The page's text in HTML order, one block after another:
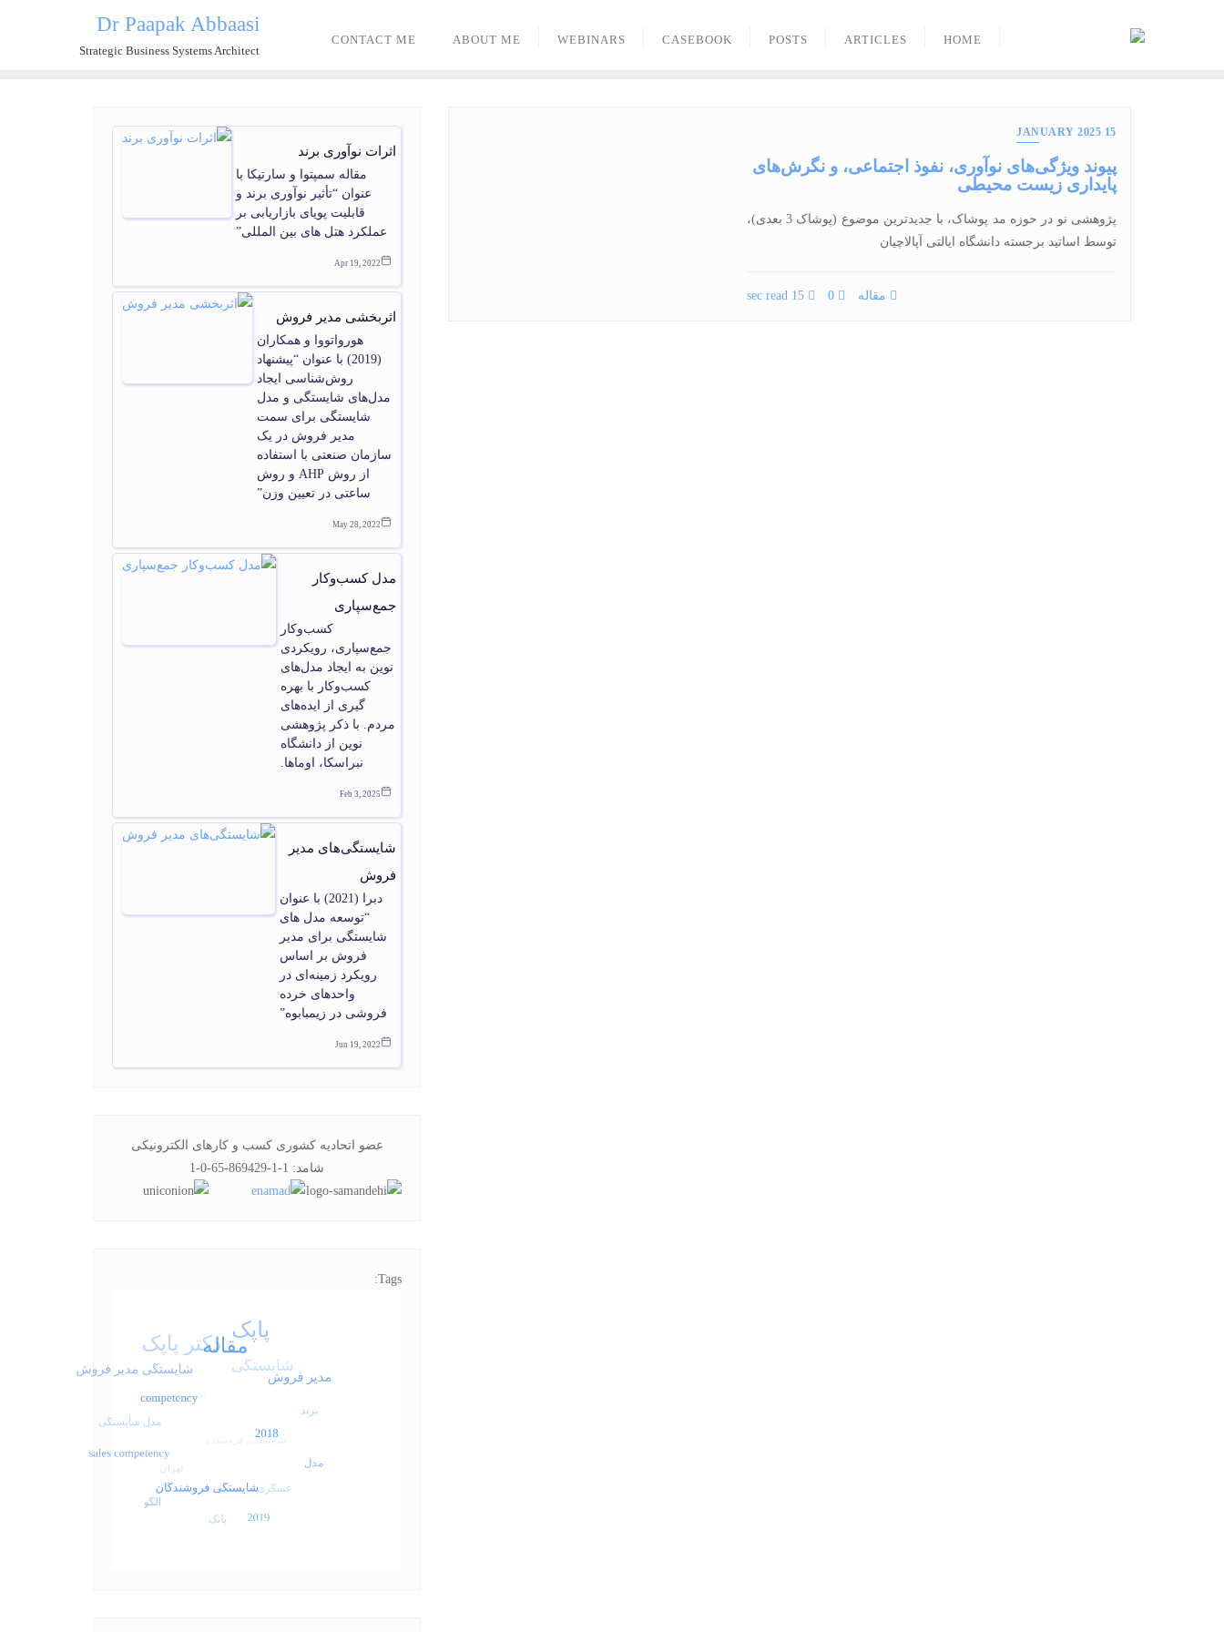
Dr Paapak Abbaasi
Strategic Business Systems Architect
HOME
ARTICLES
POSTS
CASEBOOK
WEBINARS
ABOUT ME
CONTACT ME
15 JANUARY 2025
پیوند ویژگی‌های نوآوری، نفوذ اجتماعی، و نگرش‌های
پایداری زیست محیطی
پژوهشی نو در حوزه مد پوشاک، با جدیدترین موضوع (پوشاک 3 بعدی)،
توسط اساتید برجسته دانشگاه ایالتی آپالاچیان
مقاله 0
15 sec read
اثرات نوآوری برند
مقاله سمپتوا و سارتیکا با
عنوان “تأثیر نوآوری برند و
قابلیت پویای بازاریابی بر
عملکرد هتل های بین المللی”
Apr 19, 2022
اثربخشی مدیر فروش
هورواتووا و همکاران
(2019) با عنوان “پیشنهاد
روش‌شناسی ایجاد
مدل‌های شایستگی و مدل
شایستگی برای سمت
مدیر فروش در یک
سازمان صنعتی با استفاده
از روش AHP و روش
ساعتی در تعیین وزن”
May 28, 2022
مدل کسب‌وکار
جمع‌سپاری
کسب‌وکار
جمع‌سپاری، رویکردی
نوین به ایجاد مدل‌های
کسب‌وکار با بهره
گیری از ایده‌های
مردم. با ذکر پژوهشی
نوین از دانشگاه
نبراسکا، اوماها.
Feb 3, 2025
شایستگی‌های مدیر
فروش
دبرا (2021) با عنوان
“توسعه مدل های
شایستگی برای مدیر
فروش بر اساس
رویکرد زمینه‌ای در
واحدهای خرده
فروشی در زیمبابوه”
Jun 19, 2022
عضو اتحادیه کشوری کسب و کارهای الکترونیکی
شامد: 1-1-869429-65-0-1
Tags: